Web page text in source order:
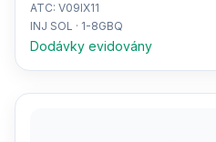
ATC: V09IX11
INJ SOL · 1-8GBQ
Dodávky evidovány